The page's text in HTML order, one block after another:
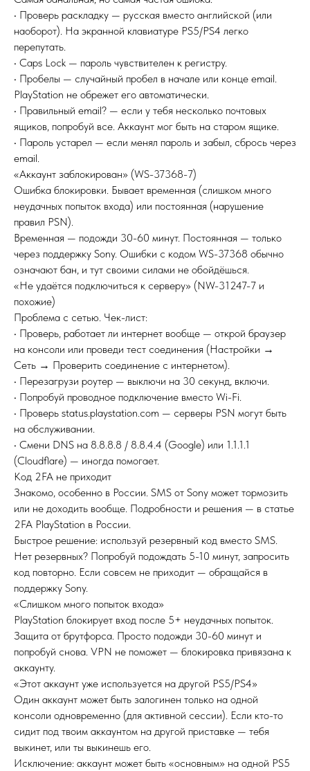
• Проверь раскладку — русская вместо английской (или
наоборот). На экранной клавиатуре PS5/PS4 легко
перепутать.
• Caps Lock — пароль чувствителен к регистру.
• Пробелы — случайный пробел в начале или конце email.
PlayStation не обрежет его автоматически.
• Правильный email? — если у тебя несколько почтовых
ящиков, попробуй все. Аккаунт мог быть на старом ящике.
• Пароль устарел — если менял пароль и забыл, сбрось через
email.
«Аккаунт заблокирован» (WS-37368-7)
Ошибка блокировки. Бывает временная (слишком много
неудачных попыток входа) или постоянная (нарушение
правил PSN).
Временная — подожди 30-60 минут. Постоянная — только
через поддержку Sony. Ошибки с кодом WS-37368 обычно
означают бан, и тут своими силами не обойдёшься.
«Не удаётся подключиться к серверу» (NW-31247-7 и
похожие)
Проблема с сетью. Чек-лист:
• Проверь, работает ли интернет вообще — открой браузер
на консоли или проведи тест соединения (Настройки →
Сеть → Проверить соединение с интернетом).
• Перезагрузи роутер — выключи на 30 секунд, включи.
• Попробуй проводное подключение вместо Wi-Fi.
• Проверь status.playstation.com — серверы PSN могут быть
на обслуживании.
• Смени DNS на 8.8.8.8 / 8.8.4.4 (Google) или 1.1.1.1
(Cloudflare) — иногда помогает.
Код 2FA не приходит
Знакомо, особенно в России. SMS от Sony может тормозить
или не доходить вообще. Подробности и решения — в статье
2FA PlayStation в России.
Быстрое решение: используй резервный код вместо SMS.
Нет резервных? Попробуй подождать 5-10 минут, запросить
код повторно. Если совсем не приходит — обращайся в
поддержку Sony.
«Слишком много попыток входа»
PlayStation блокирует вход после 5+ неудачных попыток.
Защита от брутфорса. Просто подожди 30-60 минут и
попробуй снова. VPN не поможет — блокировка привязана к
аккаунту.
«Этот аккаунт уже используется на другой PS5/PS4»
Один аккаунт может быть залогинен только на одной
консоли одновременно (для активной сессии). Если кто-то
сидит под твоим аккаунтом на другой приставке — тебя
выкинет, или ты выкинешь его.
Исключение: аккаунт может быть «основным» на одной PS5